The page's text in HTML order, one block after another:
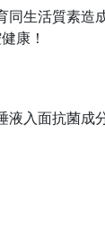
同生活質素造
康！
入面抗菌成